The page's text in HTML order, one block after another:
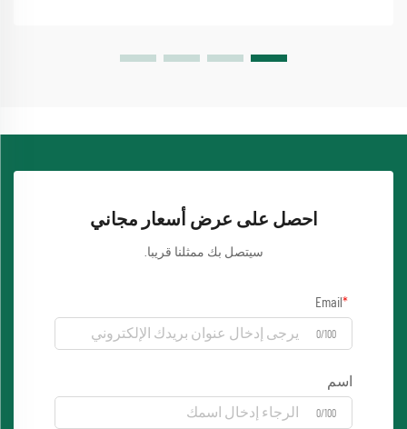
احصل على عرض أسعار مجاني
سيتصل بك ممثلنا قريبا.
Email
0/100
اسم
0/100